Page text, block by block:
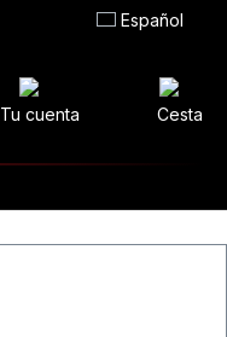
Español
Tu cuenta Cesta